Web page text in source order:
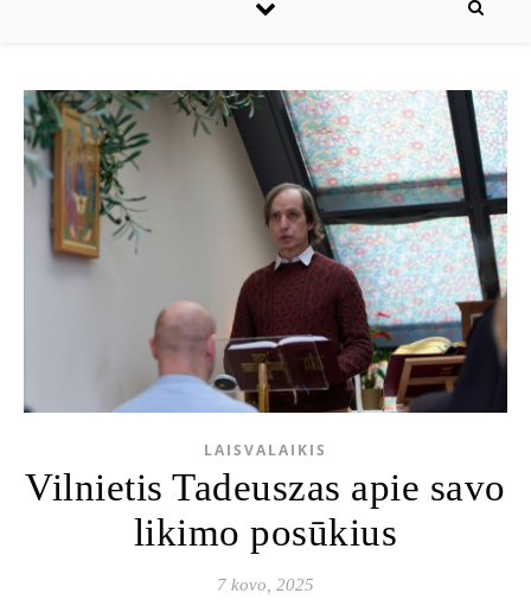
LAISVALAIKIS
Vilnietis Tadeuszas apie savo
likimo posūkius
7 kovo, 2025